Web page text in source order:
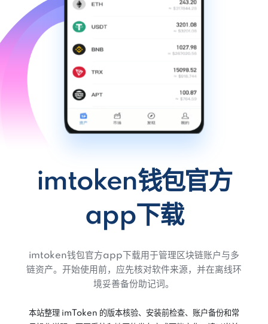
imtoken钱包官方
app下载
imtoken钱包官方app下载用于管理区块链账户与多
链资产。开始使用前，应先核对软件来源，并在离线环
境妥善备份助记词。
本站整理 imToken 的版本核验、安装前检查、账户备份和常